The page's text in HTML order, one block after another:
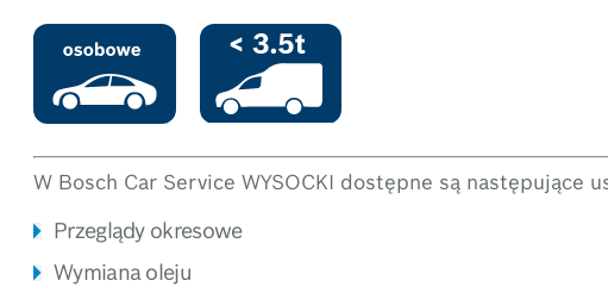
W Bosch Car Service WYSOCKI dostępne są następujące
Przeglądy okresowe
Wymiana oleju